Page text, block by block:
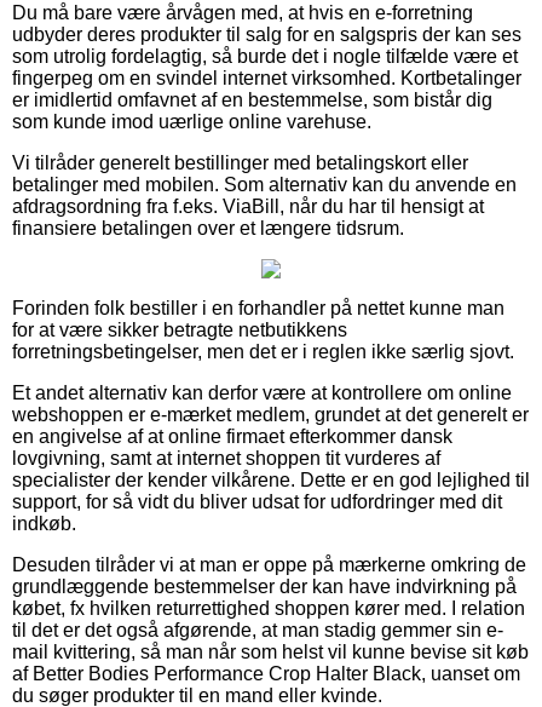
Du må bare være årvågen med, at hvis en e-forretning
udbyder deres produkter til salg for en salgspris der kan ses
som utrolig fordelagtig, så burde det i nogle tilfælde være et
fingerpeg om en svindel internet virksomhed. Kortbetalinger
er imidlertid omfavnet af en bestemmelse, som bistår dig
som kunde imod uærlige online varehuse.
Vi tilråder generelt bestillinger med betalingskort eller
betalinger med mobilen. Som alternativ kan du anvende en
afdragsordning fra f.eks. ViaBill, når du har til hensigt at
finansiere betalingen over et længere tidsrum.
Forinden folk bestiller i en forhandler på nettet kunne man
for at være sikker betragte netbutikkens
forretningsbetingelser, men det er i reglen ikke særlig sjovt.
Et andet alternativ kan derfor være at kontrollere om online
webshoppen er e-mærket medlem, grundet at det generelt er
en angivelse af at online firmaet efterkommer dansk
lovgivning, samt at internet shoppen tit vurderes af
specialister der kender vilkårene. Dette er en god lejlighed til
support, for så vidt du bliver udsat for udfordringer med dit
indkøb.
Desuden tilråder vi at man er oppe på mærkerne omkring de
grundlæggende bestemmelser der kan have indvirkning på
købet, fx hvilken returrettighed shoppen kører med. I relation
til det er det også afgørende, at man stadig gemmer sin e-
mail kvittering, så man når som helst vil kunne bevise sit køb
af Better Bodies Performance Crop Halter Black, uanset om
du søger produkter til en mand eller kvinde.